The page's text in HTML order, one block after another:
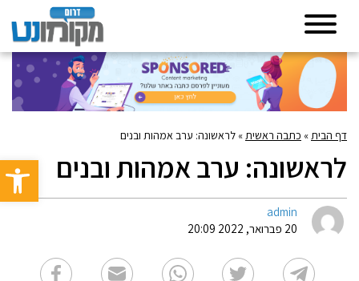
פתח
דף הבית» כתבה ראשית» לראשונה: ערב אמהות ובנים
לראשונה: ערב אמהות ובנים
admin
20 פברואר, 2022 20:09